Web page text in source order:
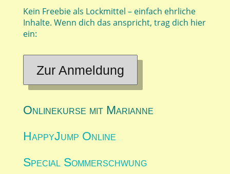
Kein Freebie als Lockmittel – einfach ehrliche
Inhalte. Wenn dich das anspricht, trag dich hier
ein:
Zur Anmeldung
Onlinekurse mit Marianne
HappyJump Online
Special Sommerschwung